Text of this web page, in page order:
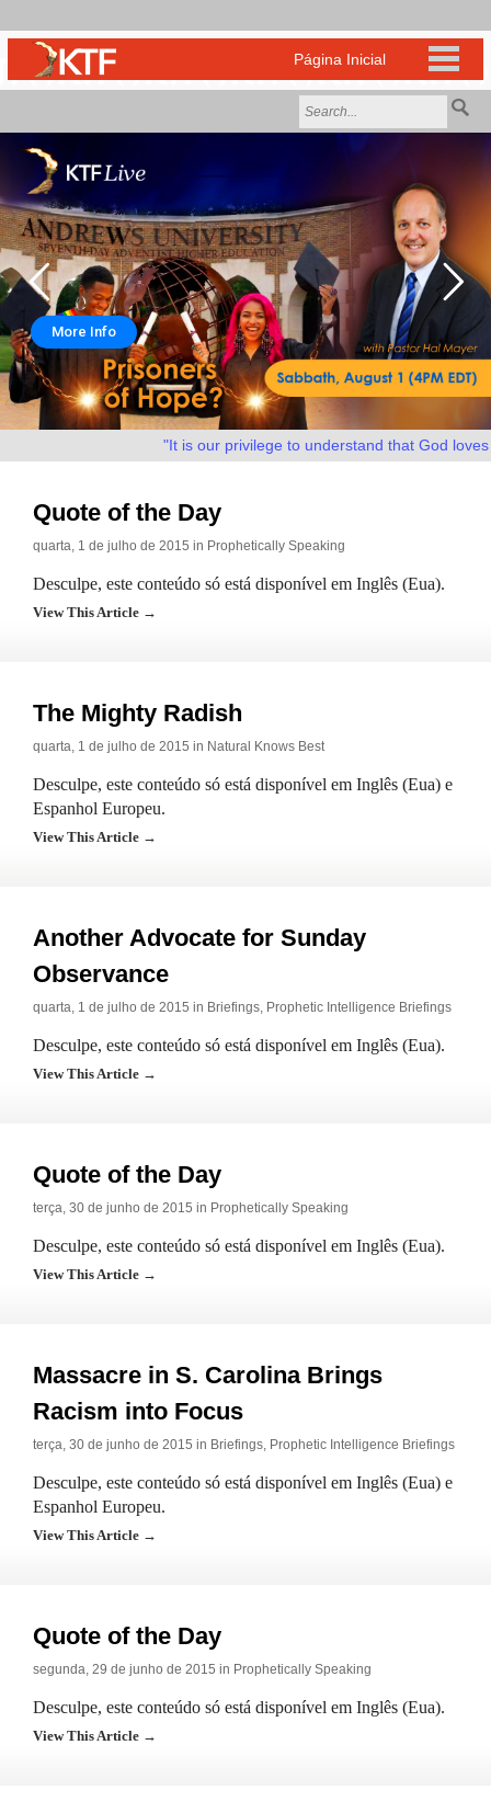
More Info
"It is our privilege to understand that God loves
Quote of the Day
quarta, 1 de julho de 2015 in Prophetically Speaking
Desculpe, este conteúdo só está disponível em Inglês (Eua).
View This Article →
The Mighty Radish
quarta, 1 de julho de 2015 in Natural Knows Best
Desculpe, este conteúdo só está disponível em Inglês (Eua) e
Espanhol Europeu.
View This Article →
Another Advocate for Sunday
Observance
quarta, 1 de julho de 2015 in Briefings, Prophetic Intelligence Briefings
Desculpe, este conteúdo só está disponível em Inglês (Eua).
View This Article →
Quote of the Day
terça, 30 de junho de 2015 in Prophetically Speaking
Desculpe, este conteúdo só está disponível em Inglês (Eua).
View This Article →
Massacre in S. Carolina Brings
Racism into Focus
terça, 30 de junho de 2015 in Briefings, Prophetic Intelligence Briefings
Desculpe, este conteúdo só está disponível em Inglês (Eua) e
Espanhol Europeu.
View This Article →
Quote of the Day
segunda, 29 de junho de 2015 in Prophetically Speaking
Desculpe, este conteúdo só está disponível em Inglês (Eua).
View This Article →